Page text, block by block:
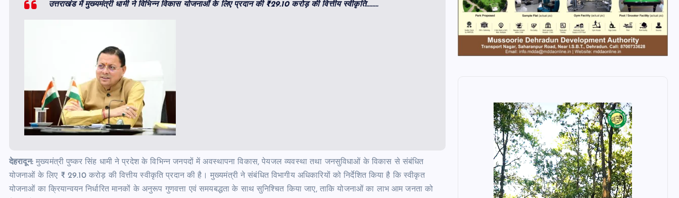
उत्तराखंड में मुख्यमंत्री धामी ने विभिन्न विकास योजनाओं के लिए प्रदान की ₹29.10 करोड़ की वित्तीय स्वीकृति……..
देहरादून:मुख्यमंत्री पुष्कर सिंह धामी ने प्रदेश के विभिन्न जनपदों में अवस्थापना विकास, पेयजल व्यवस्था तथा जनसुविधाओं के विकास से संबंधित
योजनाओं के लिए ₹ 29.10 करोड़ की वित्तीय स्वीकृति प्रदान की है। मुख्यमंत्री ने संबंधित विभागीय अधिकारियों को निर्देशित किया है कि स्वीकृत
योजनाओं का क्रियान्वयन निर्धारित मानकों के अनुरूप गुणवत्ता एवं समयबद्धता के साथ सुनिश्चित किया जाए, ताकि योजनाओं का लाभ आम जनता को